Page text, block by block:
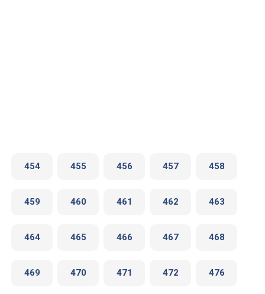
454 455 456 457 458
459 460 461 462 463
464 465 466 467 468
469 470 471 472 476